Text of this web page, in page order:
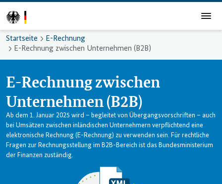
Startseite
E-Rechnung
E-Rechnung zwischen Unternehmen (B2B)
E-Rechnung zwischen
Unternehmen (B2B)
Ab dem 1. Januar 2025 wird – begleitet von Übergangsvorschriften – auch
bei Umsätzen zwischen inländischen Unternehmern verpflichtend eine
elektronische Rechnung (E-Rechnung) zu verwenden sein. Für rechtliche
Fragen zur Rechnungsstellung im B2B-Bereich ist das Bundesministerium
der Finanzen zuständig.